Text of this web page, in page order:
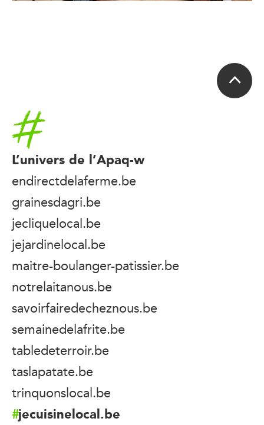
Accueil
L’univers de l’Apaq-w
endirectdelaferme.be
grainesdagri.be
jecliquelocal.be
jejardinelocal.be
maitre-boulanger-patissier.be
notrelaitanous.be
savoirfairedecheznous.be
semainedelafrite.be
tabledeterroir.be
taslapatate.be
trinquonslocal.be
jecuisinelocal.be